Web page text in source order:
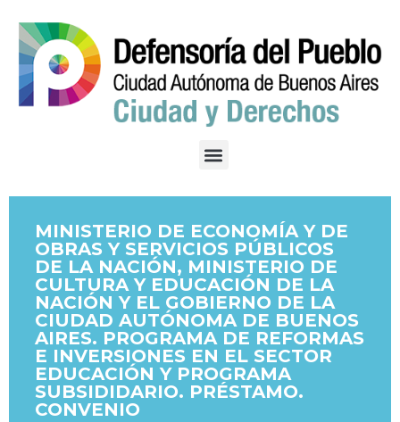
MINISTERIO DE ECONOMÍA Y DE
OBRAS Y SERVICIOS PÚBLICOS
DE LA NACIÓN, MINISTERIO DE
CULTURA Y EDUCACIÓN DE LA
NACIÓN Y EL GOBIERNO DE LA
CIUDAD AUTÓNOMA DE BUENOS
AIRES. PROGRAMA DE REFORMAS
E INVERSIONES EN EL SECTOR
EDUCACIÓN Y PROGRAMA
SUBSIDIDARIO. PRÉSTAMO.
CONVENIO